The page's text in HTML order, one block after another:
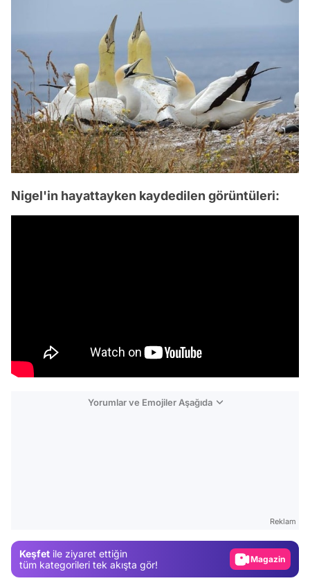
Nigel'in hayattayken kaydedilen görüntüleri:
Yorumlar ve Emojiler Aşağıda
Reklam
Keşfet ile ziyaret ettiğin
tüm kategorileri tek akışta gör!
Magazin
Video